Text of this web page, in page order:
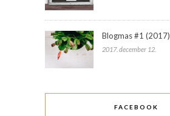
Blogmas #1 (2017)
2017. december 12.
FACEBOOK